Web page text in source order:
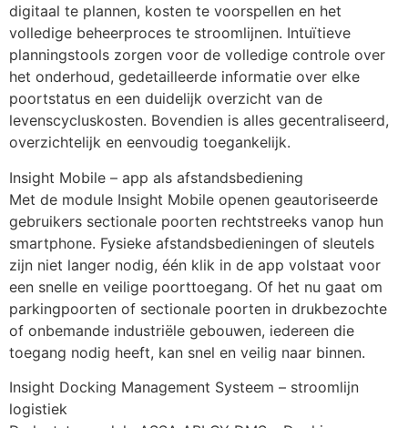
digitaal te plannen, kosten te voorspellen en het
volledige beheerproces te stroomlijnen. Intuïtieve
planningstools zorgen voor de volledige controle over
het onderhoud, gedetailleerde informatie over elke
poortstatus en een duidelijk overzicht van de
levenscycluskosten. Bovendien is alles gecentraliseerd,
overzichtelijk en eenvoudig toegankelijk.
Insight Mobile – app als afstandsbediening
Met de module Insight Mobile openen geautoriseerde
gebruikers sectionale poorten rechtstreeks vanop hun
smartphone. Fysieke afstandsbedieningen of sleutels
zijn niet langer nodig, één klik in de app volstaat voor
een snelle en veilige poorttoegang. Of het nu gaat om
parkingpoorten of sectionale poorten in drukbezochte
of onbemande industriële gebouwen, iedereen die
toegang nodig heeft, kan snel en veilig naar binnen.
Insight Docking Management Systeem – stroomlijn
logistiek